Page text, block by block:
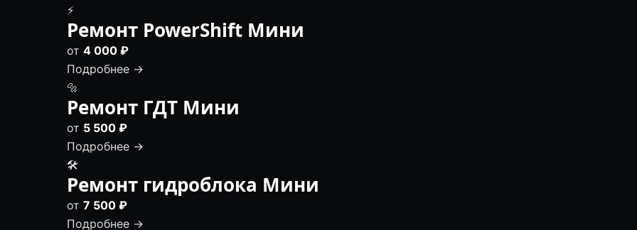
⚡
Ремонт PowerShift Мини
от 4 000 ₽
Подробнее →
🔩
Ремонт ГДТ Мини
от 5 500 ₽
Подробнее →
🛠️
Ремонт гидроблока Мини
от 7 500 ₽
Подробнее →